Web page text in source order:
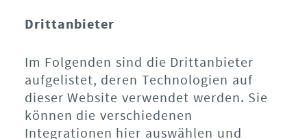
Drittanbieter
Im Folgenden sind die Drittanbieter
aufgelistet, deren Technologien auf
dieser Website verwendet werden. Sie
können die verschiedenen
Integrationen hier auswählen und